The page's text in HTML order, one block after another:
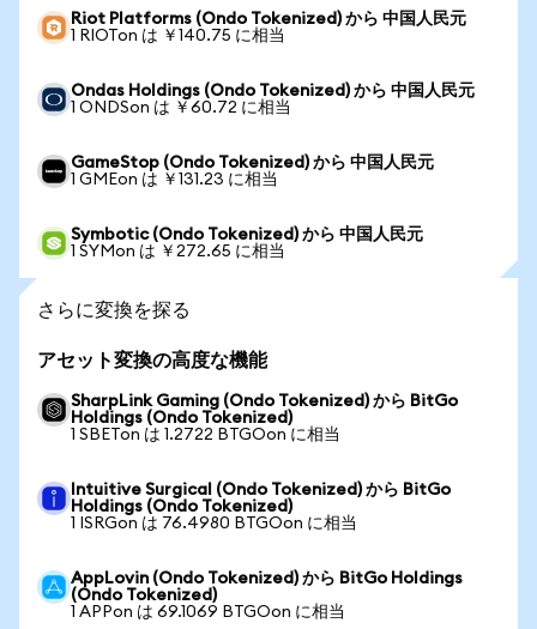
Riot Platforms (Ondo Tokenized) から 中国人民元
1 RIOTon は ￥140.75 に相当
Ondas Holdings (Ondo Tokenized) から 中国人民元
1 ONDSon は ￥60.72 に相当
GameStop (Ondo Tokenized) から 中国人民元
1 GMEon は ￥131.23 に相当
Symbotic (Ondo Tokenized) から 中国人民元
1 SYMon は ￥272.65 に相当
さらに変換を探る
アセット変換の高度な機能
SharpLink Gaming (Ondo Tokenized) から BitGo
Holdings (Ondo Tokenized)
1 SBETon は 1.2722 BTGOon に相当
Intuitive Surgical (Ondo Tokenized) から BitGo
Holdings (Ondo Tokenized)
1 ISRGon は 76.4980 BTGOon に相当
AppLovin (Ondo Tokenized) から BitGo Holdings
(Ondo Tokenized)
1 APPon は 69.1069 BTGOon に相当